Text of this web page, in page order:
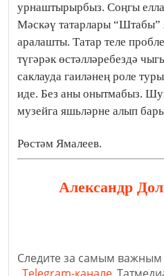
урнаштырырбыз. Соңгы
Мәскәү татарлары “Штабы”
аралашты. Татар теле
түгәрәк өстәлләребездә
саклауда гаиләнең роле
иде. Без аны онытмабыз.
музейга яшьләрне алып
Рөстәм Ямалеев.
Александр
Следите за самым